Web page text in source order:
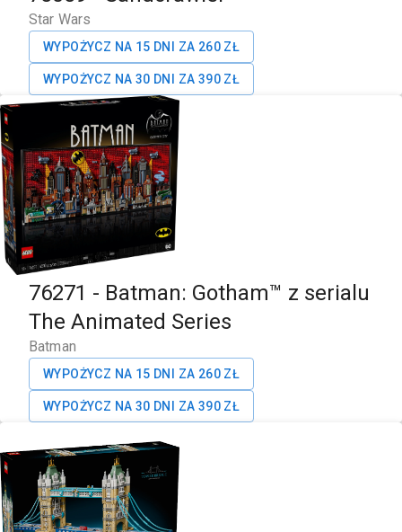
Star Wars
WYPOŻYCZ NA 15 DNI ZA 260 ZŁ
WYPOŻYCZ NA 30 DNI ZA 390 ZŁ
76271 - Batman: Gotham™ z serialu
The Animated Series
Batman
WYPOŻYCZ NA 15 DNI ZA 260 ZŁ
WYPOŻYCZ NA 30 DNI ZA 390 ZŁ